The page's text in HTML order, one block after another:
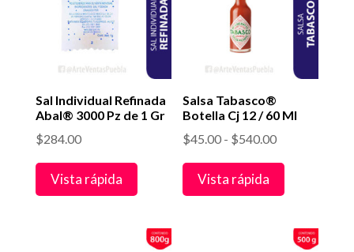
Sal Individual Refinada
Abal® 3000 Pz de 1 Gr
$284.00
Vista rápida
Salsa Tabasco®
Botella Cj 12 / 60 Ml
$45.00 - $540.00Rango
desde
hasta
Vista rápida